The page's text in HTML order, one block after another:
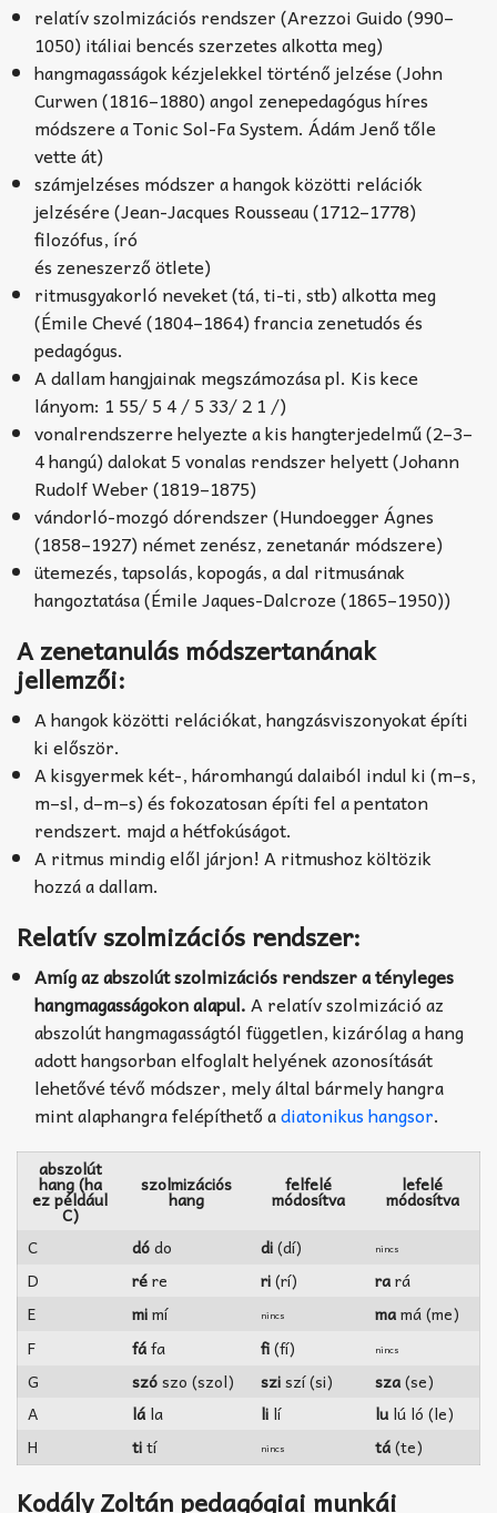
relatív szolmizációs rendszer (Arezzoi Guido (990–
1050) itáliai bencés szerzetes alkotta meg)
hangmagasságok kézjelekkel történő jelzése (John
Curwen (1816–1880) angol zenepedagógus híres
módszere a Tonic Sol-Fa System. Ádám Jenő tőle
vette át)
számjelzéses módszer a hangok közötti relációk
jelzésére (Jean-Jacques Rousseau (1712–1778)
filozófus, író
és zeneszerző ötlete)
ritmusgyakorló neveket (tá, ti-ti, stb) alkotta meg
(Émile Chevé (1804–1864) francia zenetudós és
pedagógus.
A dallam hangjainak megszámozása pl. Kis kece
lányom: 1 55/ 5 4 / 5 33/ 2 1 /)
vonalrendszerre helyezte a kis hangterjedelmű (2–3–
4 hangú) dalokat 5 vonalas rendszer helyett (Johann
Rudolf Weber (1819–1875)
vándorló-mozgó dórendszer (Hundoegger Ágnes
(1858–1927) német zenész, zenetanár módszere)
ütemezés, tapsolás, kopogás, a dal ritmusának
hangoztatása (Émile Jaques-Dalcroze (1865–1950))
A zenetanulás módszertanának
jellemzői:
A hangok közötti relációkat, hangzásviszonyokat építi
ki először.
A kisgyermek két-, háromhangú dalaiból indul ki (m–s,
m–sl, d–m–s) és fokozatosan építi fel a pentaton
rendszert. majd a hétfokúságot.
A ritmus mindig elől járjon! A ritmushoz költözik
hozzá a dallam.
Relatív szolmizációs rendszer:
Amíg az abszolút szolmizációs rendszer a tényleges
hangmagasságokon alapul.A relatív szolmizáció az
abszolút hangmagasságtól független, kizárólag a hang
adott hangsorban elfoglalt helyének azonosítását
lehetővé tévő módszer, mely által bármely hangra
mint alaphangra felépíthető adiatonikus hangsor.
abszolút
hang (ha
ez például
C)
szolmizációs
hang
felfelé
módosítva
lefelé
módosítva
C
dódo di(dí) nincs
D rére ri(rí) rará
E
mimí nincs mamá (me)
F
fáfa fi(fí) nincs
G szószo (szol) sziszí (si) sza(se)
A
lála lilí lulú ló (le)
H
tití nincs tá(te)
Kodály Zoltán pedagógiai munkái